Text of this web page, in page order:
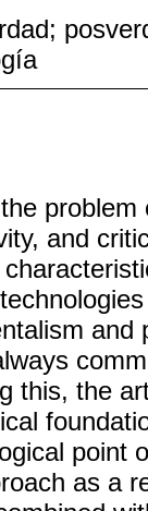
and
and
this, the
point
as a